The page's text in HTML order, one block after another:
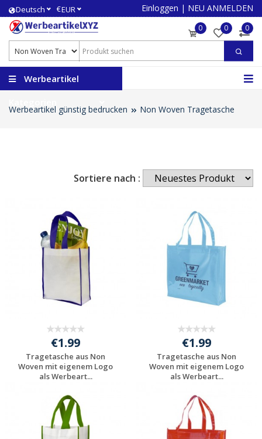
Deutsch €EUR Einloggen | NEU ANMELDEN
0 0 0
Werbeartikel
Werbeartikel günstig bedrucken Non Woven Tragetasche
Sortiere nach :
€1.99
Tragetasche aus Non
Woven mit eigenem Logo
als Werbeart...
Preis unverbindlich
anfragen
€1.99
Tragetasche aus Non
Woven mit eigenem Logo
als Werbeart...
Preis unverbindlich
anfragen